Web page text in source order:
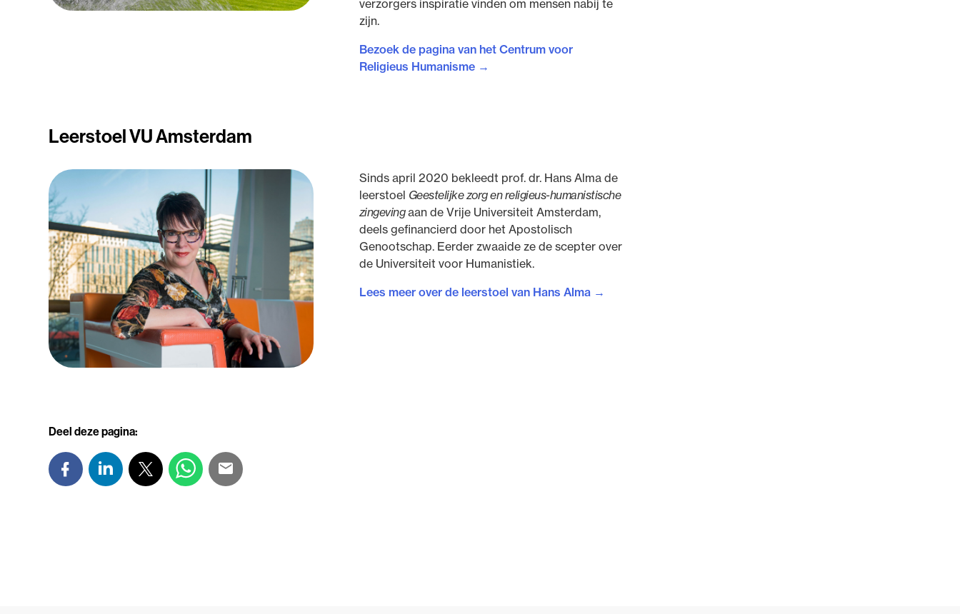
verzorgers inspiratie vinden om mensen nabij te
zijn.
Bezoek de pagina van het Centrum voor
Religieus Humanisme →
Leerstoel VU Amsterdam
Sinds april 2020 bekleedt prof. dr. Hans Alma de
leerstoel Geestelijke zorg en religieus-humanistische
zingevingaan de Vrije Universiteit Amsterdam,
deels gefinancierd door het Apostolisch
Genootschap. Eerder zwaaide ze de scepter over
de Universiteit voor Humanistiek.
Lees meer over de leerstoel van Hans Alma →
Deel deze pagina: